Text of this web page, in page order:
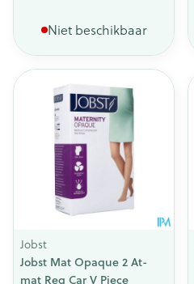
Niet beschikbaar
Jobst
Jobst Mat Opaque 2 At-
mat Reg Car V Piece